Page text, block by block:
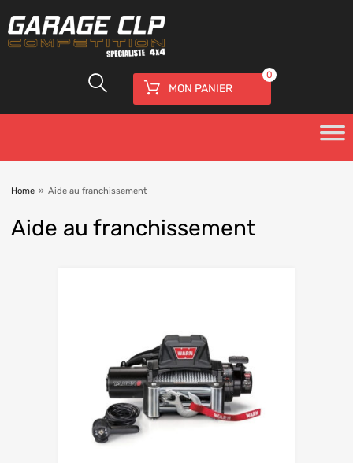
MON PANIER
0
Home » Aide au franchissement
Aide au franchissement